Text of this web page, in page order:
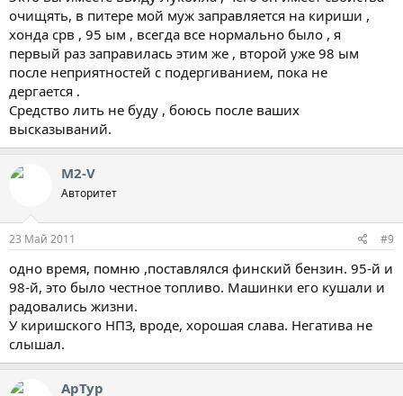
очищять, в питере мой муж заправляется на кириши ,
хонда срв , 95 ым , всегда все нормально было , я
первый раз заправилась этим же , второй уже 98 ым
после неприятностей с подергиванием, пока не
дергается .
Средство лить не буду , боюсь после ваших
высказываний.
M2-V
Авторитет
23 Май 2011 #9
одно время, помню ,поставлялся финский бензин. 95-й и
98-й, это было честное топливо. Машинки его кушали и
радовались жизни.
У киришского НПЗ, вроде, хорошая слава. Негатива не
слышал.
АрТур